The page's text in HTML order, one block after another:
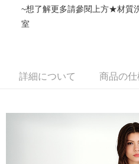
Plus Pay
AFTEE代金後払い
ウが表示されます。
の場合は、AFTEE アプリプッシュ通知
5.商品受け取り時のお支払いは不要で
はアプリの通知に従って、4大コンビ
配送方法
配送毎にNT$100、NT$2,000以上
~想了解更多請參閱上方★材質
室
詳細について 商品の仕